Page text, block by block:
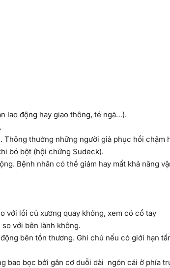
lao động hay giao thông, té ngã…).
Thông thường những người già phục hồi chậm
bó bột (hội chứng Sudeck).
Bệnh nhân có thể giảm hay mất khả năng
với lồi củ xương quay không, xem có cổ tay
với bên lành không.
bên tổn thương. Ghi chú nếu có giới hạn
bao bọc bởi gân cơ duỗi dài ngón cái ở phía